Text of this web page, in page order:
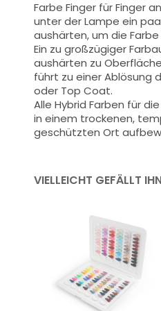
Farbe Finger für Finger
unter der Lampe ein
aushärten, um die Farbe
Ein zu großzügiger
aushärten zu
führt zu einer Ablösung
oder Top Coat.
Alle Hybrid Farben für
in einem trockenen,
geschützten Ort
VIELLEICHT GEFÄLLT